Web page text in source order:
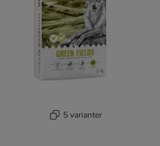
5 varianter